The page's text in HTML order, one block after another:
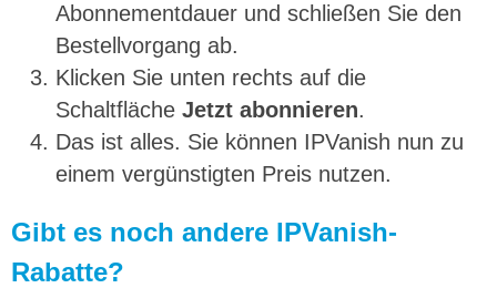
Abonnementdauer und schließen Sie den
Bestellvorgang ab.
Klicken Sie unten rechts auf die
Schaltfläche Jetzt abonnieren.
Das ist alles. Sie können IPVanish nun zu
einem vergünstigten Preis nutzen.
Gibt es noch andere IPVanish-
Rabatte?